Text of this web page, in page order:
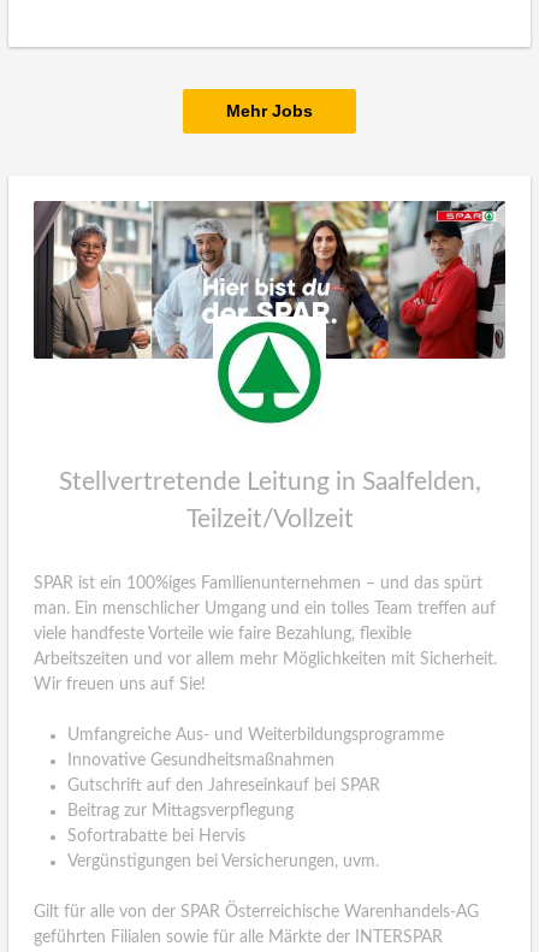
Mehr Jobs
Stellvertretende Leitung in Saalfelden,
Teilzeit/Vollzeit
SPAR ist ein 100%iges Familienunternehmen – und das spürt
man. Ein menschlicher Umgang und ein tolles Team treffen auf
viele handfeste Vorteile wie faire Bezahlung, flexible
Arbeitszeiten und vor allem mehr Möglichkeiten mit Sicherheit.
Wir freuen uns auf Sie!
Umfangreiche Aus- und Weiterbildungsprogramme
Innovative Gesundheitsmaßnahmen
Gutschrift auf den Jahreseinkauf bei SPAR
Beitrag zur Mittagsverpflegung
Sofortrabatte bei Hervis
Vergünstigungen bei Versicherungen, uvm.
Gilt für alle von der SPAR Österreichische Warenhandels-AG
geführten Filialen sowie für alle Märkte der INTERSPAR